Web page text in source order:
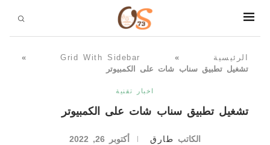
الرئيسية »
Grid With Sidebar
»
تشغيل تطبيق سناب شات على الكمبيوتر
اخبار تقنية
تشغيل تطبيق سناب شات على الكمبيوتر
الكاتب طارق أكتوبر 26, 2022